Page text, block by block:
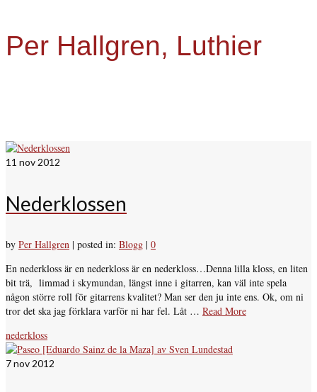
Per Hallgren, Luthier
11 nov 2012
Nederklossen
by Per Hallgren | posted in: Blogg | 0
En nederkloss är en nederkloss är en nederkloss…Denna lilla kloss, en liten
bit trä, limmad i skymundan, längst inne i gitarren, kan väl inte spela
någon större roll för gitarrens kvalitet? Man ser den ju inte ens. Ok, om ni
tror det ska jag förklara varför ni har fel. Låt … Read More
nederkloss
7nov 2012